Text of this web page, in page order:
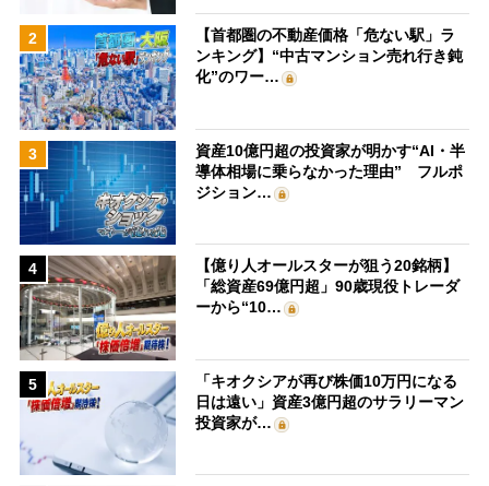
2
【首都圏の不動産価格「危ない駅」ラ
ンキング】“中古マンション売れ行き鈍
化”のワー…
3
資産10億円超の投資家が明かす“AI・半
導体相場に乗らなかった理由” フルポ
ジション…
4
【億り人オールスターが狙う20銘柄】
「総資産69億円超」90歳現役トレーダ
ーから“10…
5
「キオクシアが再び株価10万円になる
日は遠い」資産3億円超のサラリーマン
投資家が…